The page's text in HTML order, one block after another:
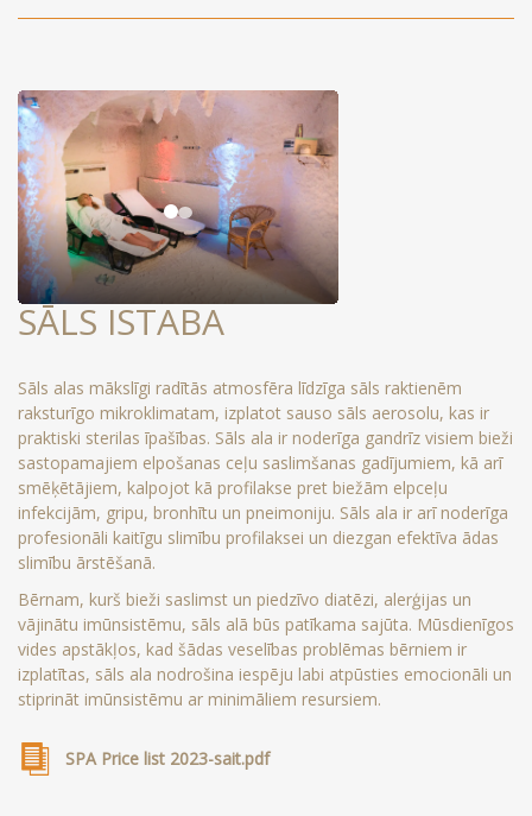
SĀLS ISTABA
Sāls alas mākslīgi radītās atmosfēra līdzīga sāls raktienēm
raksturīgo mikroklimatam, izplatot sauso sāls aerosolu, kas ir
praktiski sterilas īpašības. Sāls ala ir noderīga gandrīz visiem bieži
sastopamajiem elpošanas ceļu saslimšanas gadījumiem, kā arī
smēķētājiem, kalpojot kā profilakse pret biežām elpceļu
infekcijām, gripu, bronhītu un pneimoniju. Sāls ala ir arī noderīga
profesionāli kaitīgu slimību profilaksei un diezgan efektīva ādas
slimību ārstēšanā.
Bērnam, kurš bieži saslimst un piedzīvo diatēzi, alerģijas un
vājinātu imūnsistēmu, sāls alā būs patīkama sajūta. Mūsdienīgos
vides apstākļos, kad šādas veselības problēmas bērniem ir
izplatītas, sāls ala nodrošina iespēju labi atpūsties emocionāli un
stiprināt imūnsistēmu ar minimāliem resursiem.
SPA Price list 2023-sait.pdf